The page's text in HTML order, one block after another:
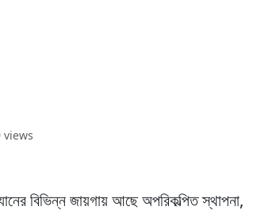
views
বিভিন্ন জায়গায় আছে অপরিকল্পিত স্থাপনা,